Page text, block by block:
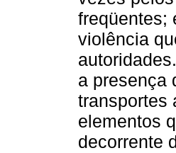
freqüentes;
violência
a presença
transportes
elementos
decorrente